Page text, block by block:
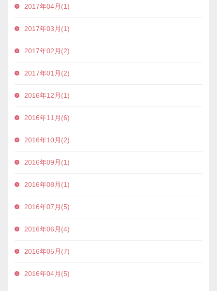
2017年04月(1)
2017年03月(1)
2017年02月(2)
2017年01月(2)
2016年12月(1)
2016年11月(6)
2016年10月(2)
2016年09月(1)
2016年08月(1)
2016年07月(5)
2016年06月(4)
2016年05月(7)
2016年04月(5)